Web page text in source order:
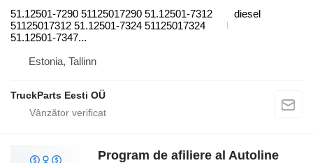
51.12501-7290 51125017290 51.12501-7312
51125017312 51.12501-7324 51125017324
51.12501-7347...
diesel
Estonia, Tallinn
TruckParts Eesti OÜ
Program de afiliere al Autoline